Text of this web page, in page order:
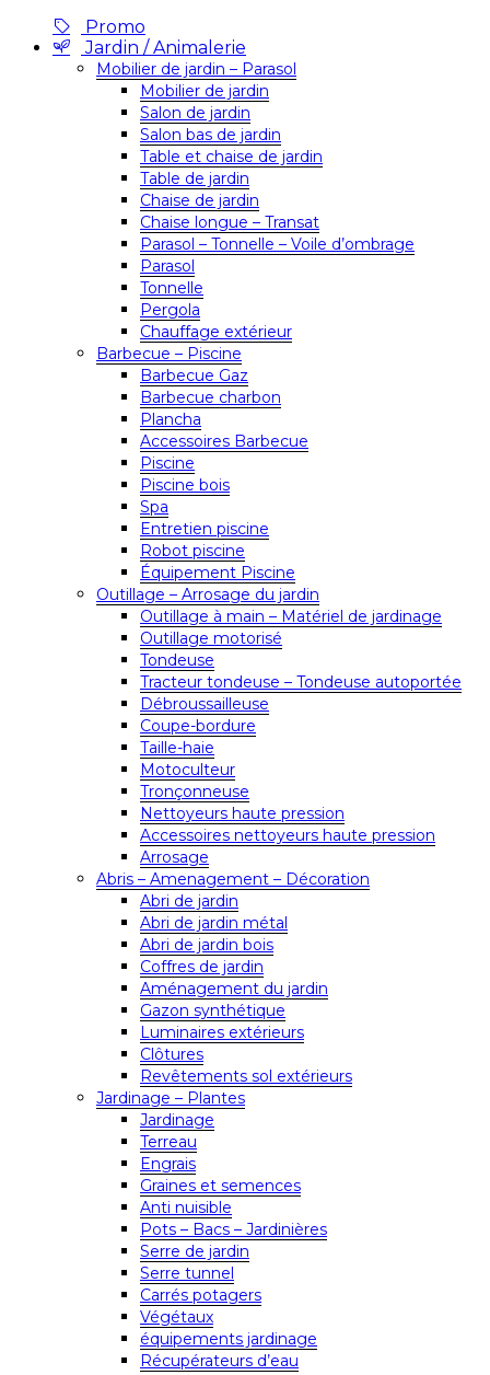
Promo
Jardin / Animalerie
Mobilier de jardin – Parasol
Mobilier de jardin
Salon de jardin
Salon bas de jardin
Table et chaise de jardin
Table de jardin
Chaise de jardin
Chaise longue – Transat
Parasol – Tonnelle – Voile d’ombrage
Parasol
Tonnelle
Pergola
Chauffage extérieur
Barbecue – Piscine
Barbecue Gaz
Barbecue charbon
Plancha
Accessoires Barbecue
Piscine
Piscine bois
Spa
Entretien piscine
Robot piscine
Équipement Piscine
Outillage – Arrosage du jardin
Outillage à main – Matériel de jardinage
Outillage motorisé
Tondeuse
Tracteur tondeuse – Tondeuse autoportée
Débroussailleuse
Coupe-bordure
Taille-haie
Motoculteur
Tronçonneuse
Nettoyeurs haute pression
Accessoires nettoyeurs haute pression
Arrosage
Abris – Amenagement – Décoration
Abri de jardin
Abri de jardin métal
Abri de jardin bois
Coffres de jardin
Aménagement du jardin
Gazon synthétique
Luminaires extérieurs
Clôtures
Revêtements sol extérieurs
Jardinage – Plantes
Jardinage
Terreau
Engrais
Graines et semences
Anti nuisible
Pots – Bacs – Jardinières
Serre de jardin
Serre tunnel
Carrés potagers
Végétaux
équipements jardinage
Récupérateurs d’eau